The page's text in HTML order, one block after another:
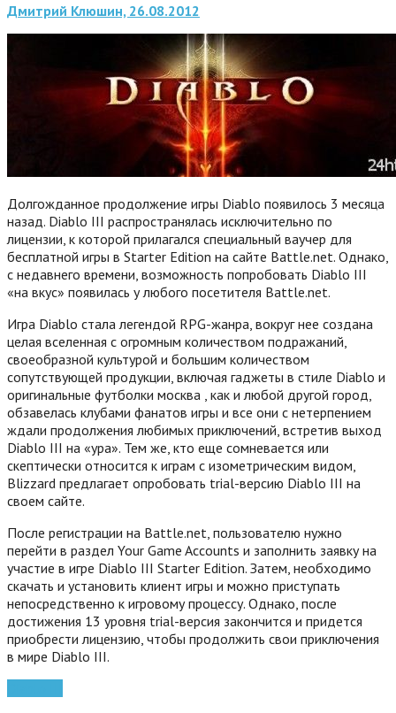
Дмитрий Клюшин, 26.08.2012
Долгожданное продолжение игры Diablo появилось 3 месяца
назад. Diablo III распространялась исключительно по
лицензии, к которой прилагался специальный ваучер для
бесплатной игры в Starter Edition на сайте Battle.net. Однако,
с недавнего времени, возможность попробовать Diablo III
«на вкус» появилась у любого посетителя Battle.net.
Игра Diablo стала легендой RPG-жанра, вокруг нее создана
целая вселенная с огромным количеством подражаний,
своеобразной культурой и большим количеством
сопутствующей продукции, включая гаджеты в стиле Diablo и
оригинальные футболки москва , как и любой другой город,
обзавелась клубами фанатов игры и все они с нетерпением
ждали продолжения любимых приключений, встретив выход
Diablo III на «ура». Тем же, кто еще сомневается или
скептически относится к играм с изометрическим видом,
Blizzard предлагает опробовать trial-версию Diablo III на
своем сайте.
После регистрации на Battle.net, пользователю нужно
перейти в раздел Your Game Accounts и заполнить заявку на
участие в игре Diablo III Starter Edition. Затем, необходимо
скачать и установить клиент игры и можно приступать
непосредственно к игровому процессу. Однако, после
достижения 13 уровня trial-версия закончится и придется
приобрести лицензию, чтобы продолжить свои приключения
в мире Diablo III.